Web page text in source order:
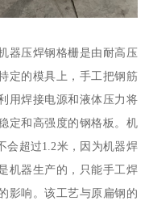
器压焊钢格栅是由耐高压
定的模具上，手工把钢筋
用焊接电源和液体压力将
定和高强度的钢格板。机
会超过1.2米，因为机器焊
机器生产的，只能手工焊
影响。该工艺与原扁钢的